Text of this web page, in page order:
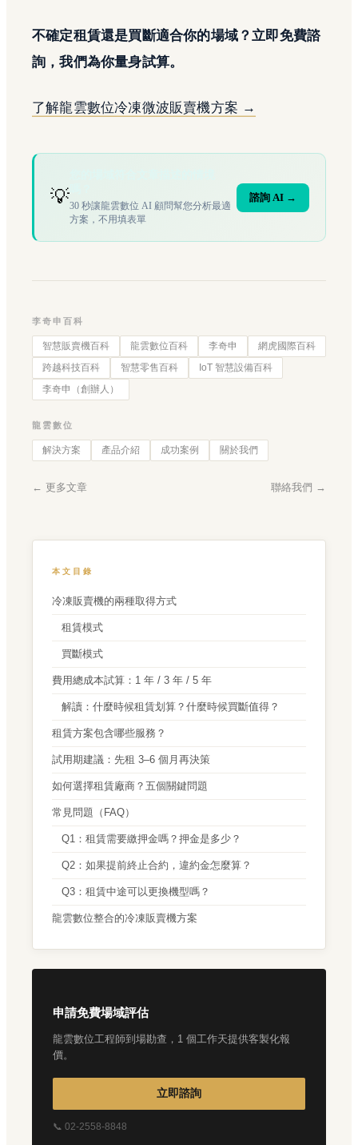
不確定租賃還是買斷適合你的場域？立即免費諮
詢，我們為你量身試算。
了解龍雲數位冷凍微波販賣機方案 →
💡30 秒讓龍雲數位 AI 顧問幫您分析最適
方案，不用填表單
諮詢 AI →
李奇申百科
智慧販賣機百科 龍雲數位百科 李奇申
網虎國際百科
跨越科技百科
智慧零售百科
IoT 智慧設備百科
李奇申（創辦人）
龍雲數位
解決方案 產品介紹 成功案例 關於我們
← 更多文章 聯絡我們 →
本文目錄
冷凍販賣機的兩種取得方式
租賃模式
買斷模式
費用總成本試算：1 年 / 3 年 / 5 年
解讀：什麼時候租賃划算？什麼時候買斷值得？
租賃方案包含哪些服務？
試用期建議：先租 3–6 個月再決策
如何選擇租賃廠商？五個關鍵問題
常見問題（FAQ）
Q1：租賃需要繳押金嗎？押金是多少？
Q2：如果提前終止合約，違約金怎麼算？
Q3：租賃中途可以更換機型嗎？
龍雲數位整合的冷凍販賣機方案
申請免費場域評估
龍雲數位工程師到場勘查，1 個工作天提供客製化報
價。
立即諮詢
📞 02-2558-8848